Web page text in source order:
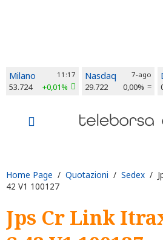
Milano 11:17
53.724 +0,01%
Nasdaq 7-ago
29.722 0,00%
Home Page / Quotazioni / Sedex /
42 V1 100127
Jps Cr Link